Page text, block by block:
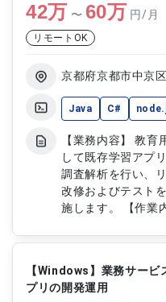
対応 ・iOSおよび
WebAPIとの連携実
実装支援 ・AWS環
42万 〜 60万 円/月
リモートOK
京都府京都市中京
Java C#
【業務内容】 教
して既存学習アプ
調査解析を行い、
改修およびテスト
施します。 【作業内容】 ・既存学習アプリのソー
ニアリングによる
施 ・C#および
よびSeasar2環境
【Windows】業務サービ
プリの開発運用